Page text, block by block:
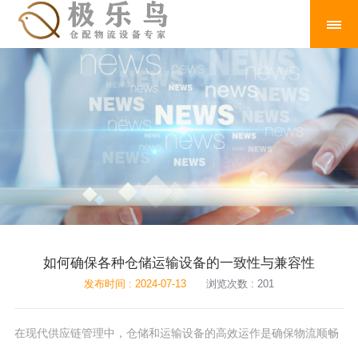
如何确保各种仓储运输设备的一致性与兼容性
发布时间 : 2024-07-13 浏览次数 : 201
在现代供应链管理中，仓储和运输设备的高效运作是确保物流顺畅